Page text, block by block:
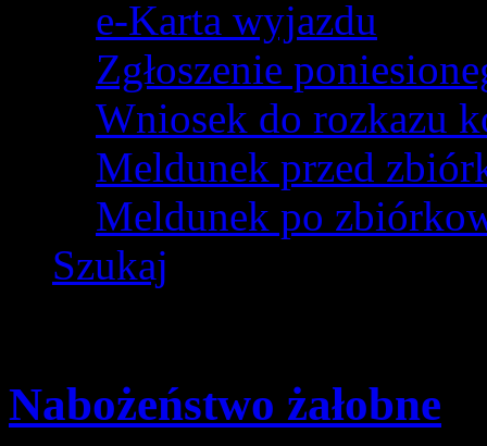
e-Karta wyjazdu
Zgłoszenie
Wniosek do rozkazu
Meldunek przed
Meldunek po
Szukaj
Nabożeństwo żałobne